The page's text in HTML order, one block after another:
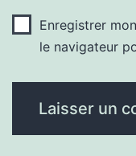
Enregistrer
le navigateur